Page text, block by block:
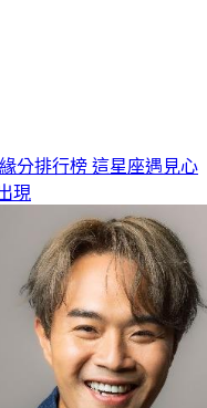
分排行榜 這星座遇見心
現